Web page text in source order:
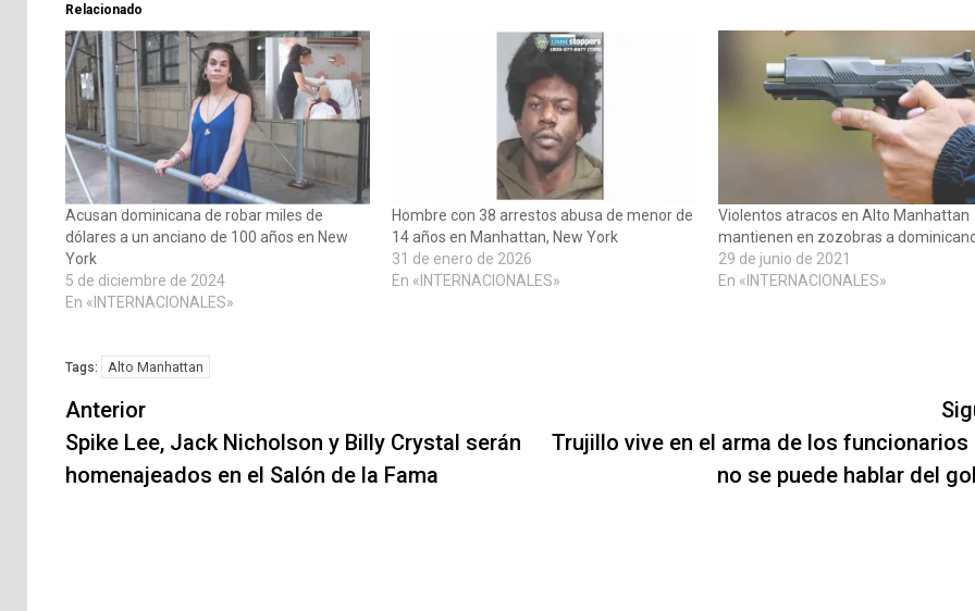
Relacionado
Acusan dominicana de robar miles de
dólares a un anciano de 100 años en New
York
5 de diciembre de 2024
En «INTERNACIONALES»
Hombre con 38 arrestos abusa de menor de
14 años en Manhattan, New York
31 de enero de 2026
En «INTERNACIONALES»
Violentos atracos en Alto Manhattan
mantienen en zozobras a
29 de junio de 2021
En «INTERNACIONALES»
Tags: Alto Manhattan
Navegación
de
entradas
Anterior
Spike Lee, Jack Nicholson y Billy Crystal serán
homenajeados en el Salón de la Fama
Trujillo vive en el arma de los funcionarios
no se puede hablar del